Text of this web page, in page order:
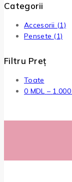
Categorii
Accesorii (1)
Pensete (1)
Filtru Preț
Toate
0 MDL –